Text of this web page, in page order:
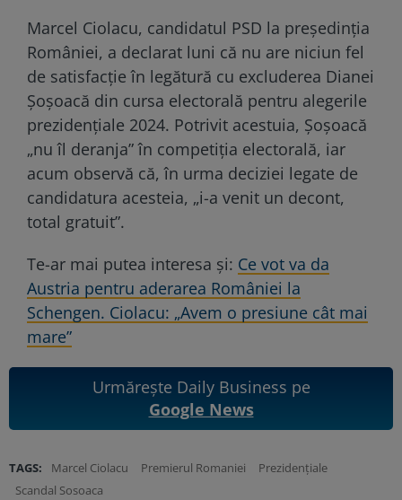
Marcel Ciolacu, candidatul PSD la președinția
României, a declarat luni că nu are niciun fel
de satisfacție în legătură cu excluderea Dianei
Șoșoacă din cursa electorală pentru alegerile
prezidențiale 2024. Potrivit acestuia, Șoșoacă
„nu îl deranja” în competiția electorală, iar
acum observă că, în urma deciziei legate de
candidatura acesteia, „i-a venit un decont,
total gratuit”.
Te-ar mai putea interesa și: Ce vot va da
Austria pentru aderarea României la
Schengen. Ciolacu: „Avem o presiune cât mai
mare”
Urmărește Daily Business pe
Google News
TAGS: Marcel Ciolacu Premierul Romaniei
Prezidențiale
Scandal Sosoaca